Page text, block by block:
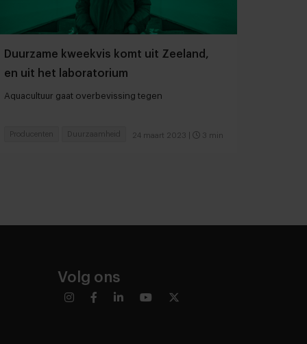
Duurzame kweekvis komt uit Zeeland,
en uit het laboratorium
Aquacultuur gaat overbevissing tegen
24 maart 2023 3 min
Producenten Duurzaamheid
Volg ons